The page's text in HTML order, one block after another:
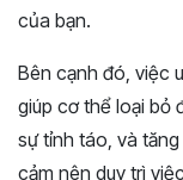
của bạn.
Bên cạnh đó, việc
giúp cơ thể loại bỏ
sự tỉnh táo, và
cảm nên duy trì